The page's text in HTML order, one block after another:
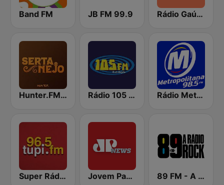
Band FM JB FM 99.9 Rádio Gaúcha ZH
Hunter.FM - Sertanejo Rádio 105 FM Rádio Metropolitana 98.5 FM
Super Rádio Tupi Jovem Pan News 89 FM - A Rádio Rock